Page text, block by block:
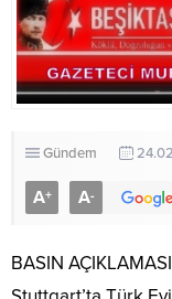
Gündem
A+ A-
BASIN AÇIKLAMASI